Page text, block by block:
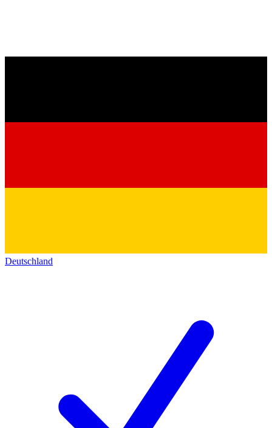
Deutschland